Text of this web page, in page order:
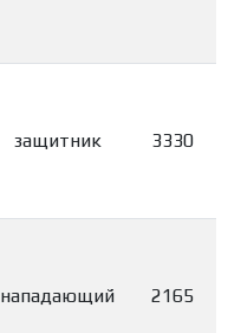
защитник 3330
нападающий 2165